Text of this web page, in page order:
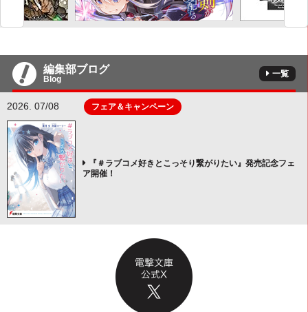
編集部ブログ
Blog
一覧
2026. 07/08 フェア＆キャンペーン
『＃ラブコメ好きとこっそり繋がりたい』発売記念フェ
ア開催！